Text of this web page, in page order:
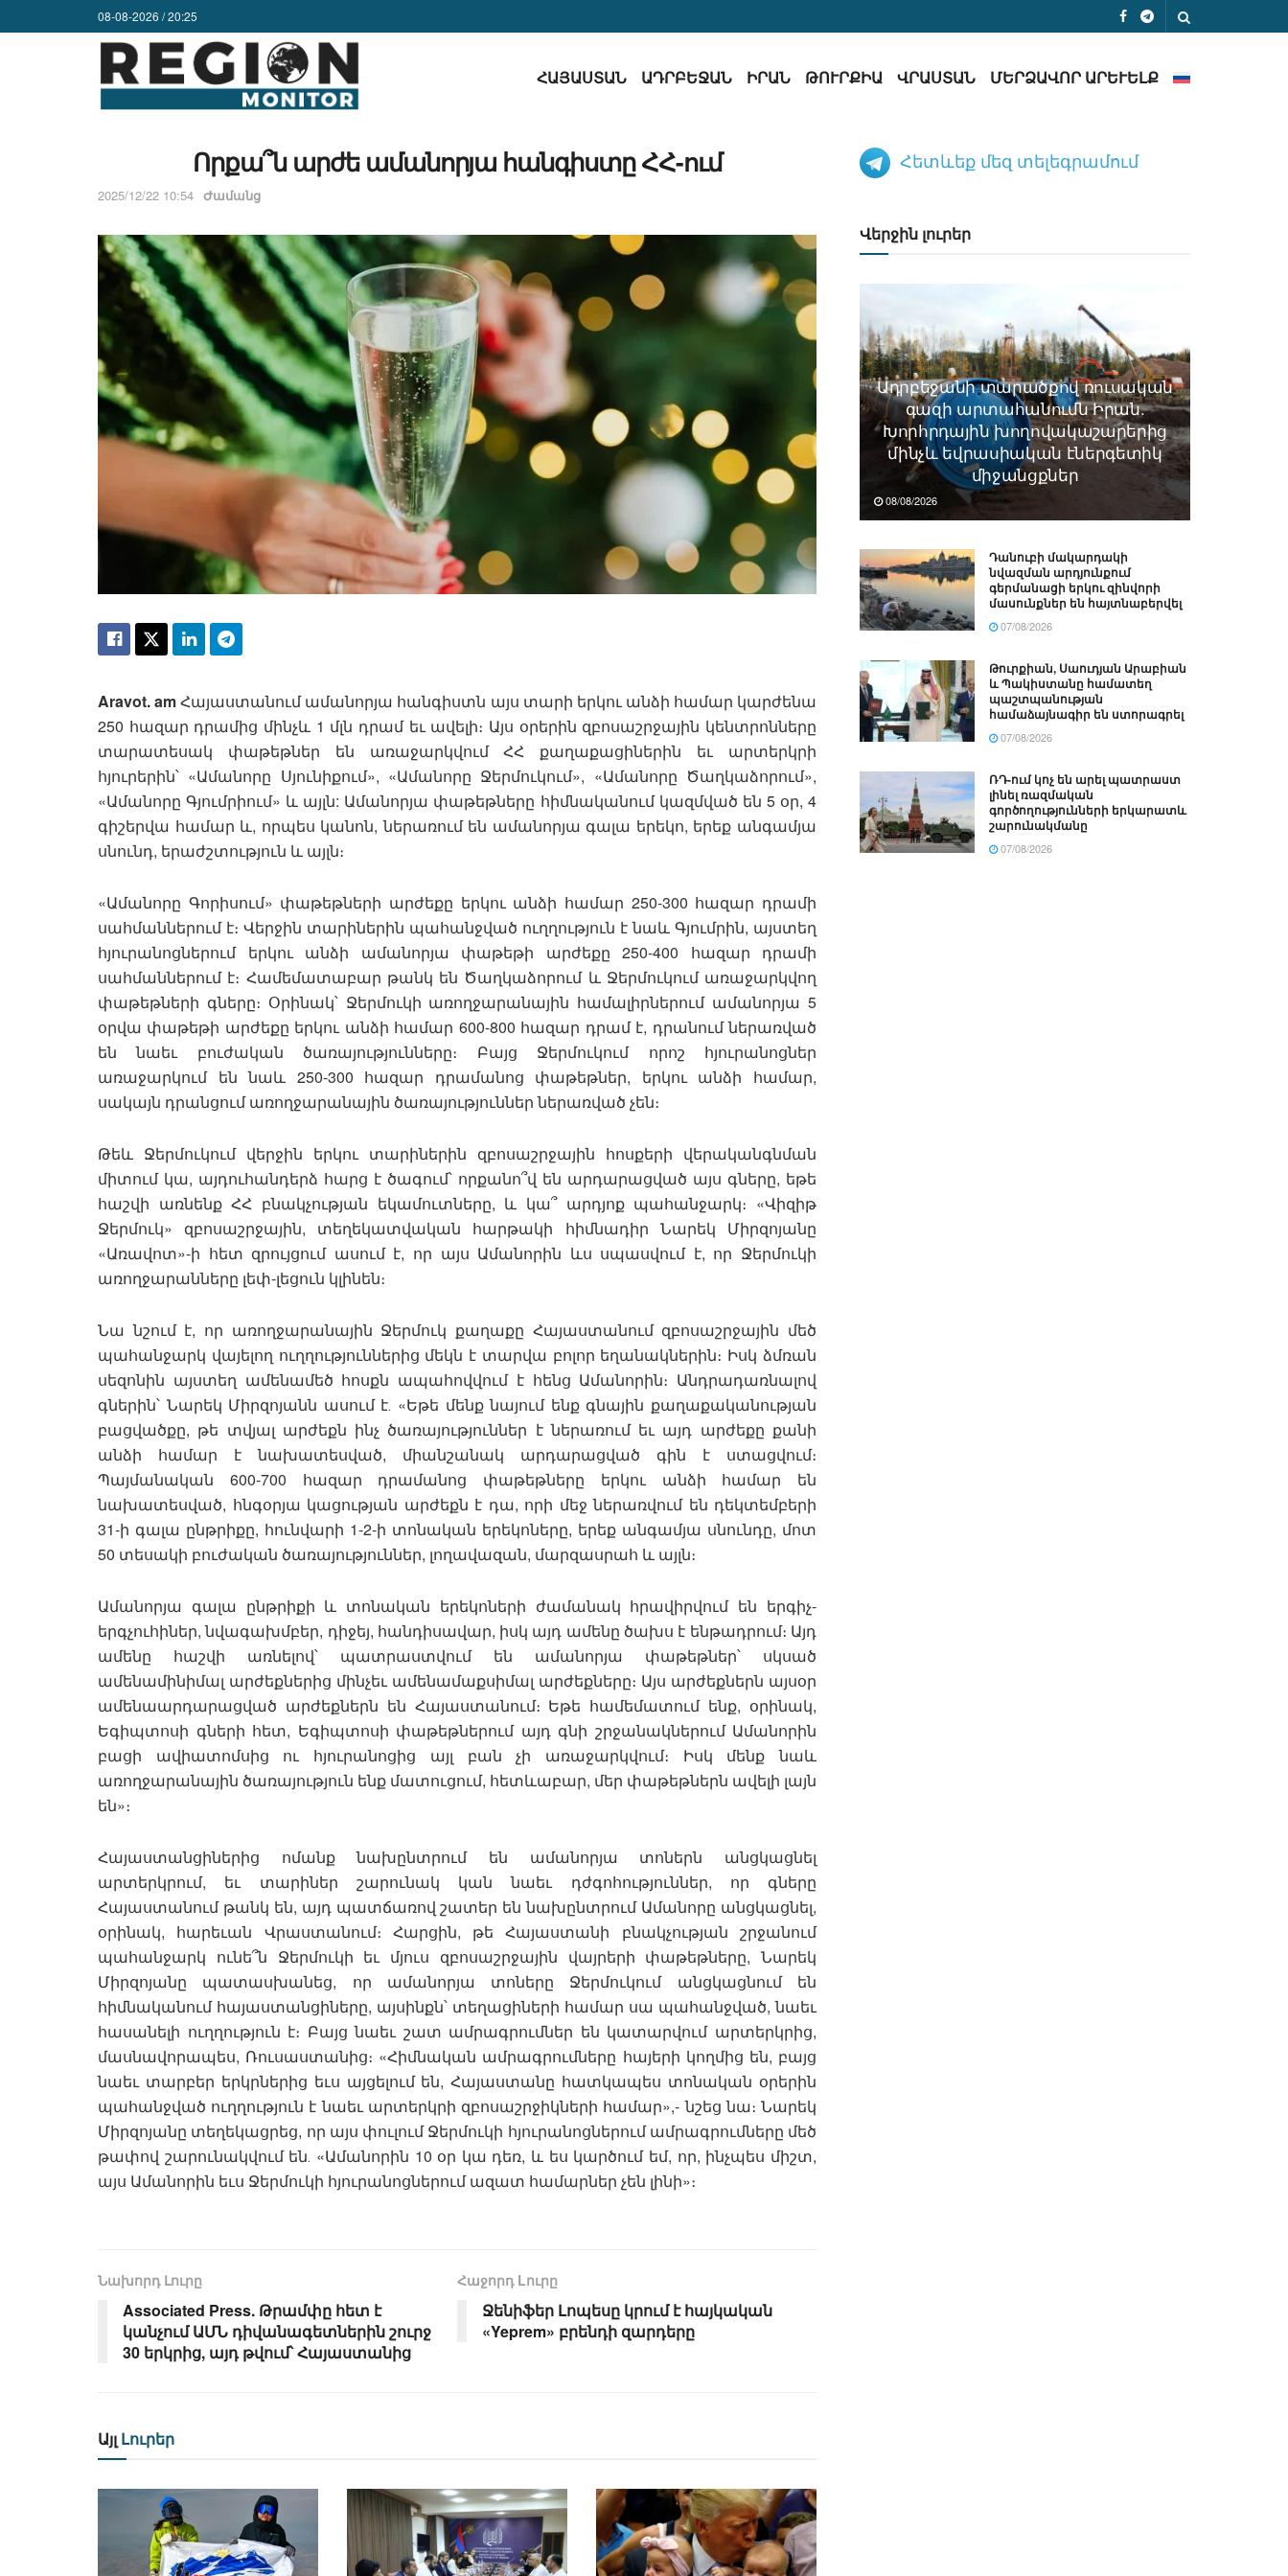
08-08-2026 / 20:25
ՀԱՅԱՍՏԱՆ ԱԴՐԲԵՋԱՆ ԻՐԱՆ ԹՈՒՐՔԻԱ ՎՐԱՍՏԱՆ ՄԵՐՁԱՎՈՐ ԱՐԵՒԵԼՔ
Որքա՞ն արժե ամանորյա հանգիստը ՀՀ-ում
2025/12/22 10:54 Ժամանց
Aravot. amՀայաստանում ամանորյա հանգիստն այս տարի երկու անձի համար կարժենա
250 հազար դրամից մինչև 1 մլն դրամ եւ ավելի։ Այս օրերին զբոսաշրջային կենտրոնները
տարատեսակ փաթեթներ են առաջարկվում ՀՀ քաղաքացիներին եւ արտերկրի
հյուրերին՝ «Ամանորը Սյունիքում», «Ամանորը Ջերմուկում», «Ամանորը Ծաղկաձորում»,
«Ամանորը Գյումրիում» և այլն: Ամանորյա փաթեթները հիմնականում կազմված են 5 օր, 4
գիշերվա համար և, որպես կանոն, ներառում են ամանորյա գալա երեկո, երեք անգամյա
սնունդ, երաժշտություն և այլն։
«Ամանորը Գորիսում» փաթեթների արժեքը երկու անձի համար 250-300 հազար դրամի
սահմաններում է։ Վերջին տարիներին պահանջված ուղղություն է նաև Գյումրին, այստեղ
հյուրանոցներում երկու անձի ամանորյա փաթեթի արժեքը 250-400 հազար դրամի
սահմաններում է։ Համեմատաբար թանկ են Ծաղկաձորում և Ջերմուկում առաջարկվող
փաթեթների գները։ Օրինակ՝ Ջերմուկի առողջարանային համալիրներում ամանորյա 5
օրվա փաթեթի արժեքը երկու անձի համար 600-800 հազար դրամ է, դրանում ներառված
են նաեւ բուժական ծառայությունները։ Բայց Ջերմուկում որոշ հյուրանոցներ
առաջարկում են նաև 250-300 հազար դրամանոց փաթեթներ, երկու անձի համար,
սակայն դրանցում առողջարանային ծառայություններ ներառված չեն։
Թեև Ջերմուկում վերջին երկու տարիներին զբոսաշրջային հոսքերի վերականգնման
միտում կա, այդուհանդերձ հարց է ծագում՝ որքանո՞վ են արդարացված այս գները, եթե
հաշվի առնենք ՀՀ բնակչության եկամուտները, և կա՞ արդյոք պահանջարկ։ «Վիզիթ
Ջերմուկ» զբոսաշրջային, տեղեկատվական հարթակի հիմնադիր Նարեկ Միրզոյանը
«Առավոտ»-ի հետ զրույցում ասում է, որ այս Ամանորին ևս սպասվում է, որ Ջերմուկի
առողջարանները լեփ-լեցուն կլինեն։
Նա նշում է, որ առողջարանային Ջերմուկ քաղաքը Հայաստանում զբոսաշրջային մեծ
պահանջարկ վայելող ուղղություններից մեկն է տարվա բոլոր եղանակներին։ Իսկ ձմռան
սեզոնին այստեղ ամենամեծ հոսքն ապահովվում է հենց Ամանորին։ Անդրադառնալով
գներին՝ Նարեկ Միրզոյանն ասում է․ «Եթե մենք նայում ենք գնային քաղաքականության
բացվածքը, թե տվյալ արժեքն ինչ ծառայություններ է ներառում եւ այդ արժեքը քանի
անձի համար է նախատեսված, միանշանակ արդարացված գին է ստացվում։
Պայմանական 600-700 հազար դրամանոց փաթեթները երկու անձի համար են
նախատեսված, հնգօրյա կացության արժեքն է դա, որի մեջ ներառվում են դեկտեմբերի
31-ի գալա ընթրիքը, հունվարի 1-2-ի տոնական երեկոները, երեք անգամյա սնունդը, մոտ
50 տեսակի բուժական ծառայություններ, լողավազան, մարզասրահ և այլն։
Ամանորյա գալա ընթրիքի և տոնական երեկոների ժամանակ հրավիրվում են երգիչ-
երգչուհիներ, նվագախմբեր, դիջեյ, հանդիսավար, իսկ այդ ամենը ծախս է ենթադրում։ Այդ
ամենը հաշվի առնելով՝ պատրաստվում են ամանորյա փաթեթներ՝ սկսած
ամենամինիմալ արժեքներից մինչեւ ամենամաքսիմալ արժեքները։ Այս արժեքներն այսօր
ամենաարդարացված արժեքներն են Հայաստանում։ Եթե համեմատում ենք, օրինակ,
Եգիպտոսի գների հետ, Եգիպտոսի փաթեթներում այդ գնի շրջանակներում Ամանորին
բացի ավիատոմսից ու հյուրանոցից այլ բան չի առաջարկվում։ Իսկ մենք նաև
առողջարանային ծառայություն ենք մատուցում, հետևաբար, մեր փաթեթներն ավելի լայն
են»։
Հայաստանցիներից ոմանք նախընտրում են ամանորյա տոներն անցկացնել
արտերկրում, եւ տարիներ շարունակ կան նաեւ դժգոհություններ, որ գները
Հայաստանում թանկ են, այդ պատճառով շատեր են նախընտրում Ամանորը անցկացնել,
օրինակ, հարեւան Վրաստանում։ Հարցին, թե Հայաստանի բնակչության շրջանում
պահանջարկ ունե՞ն Ջերմուկի եւ մյուս զբոսաշրջային վայրերի փաթեթները, Նարեկ
Միրզոյանը պատասխանեց, որ ամանորյա տոները Ջերմուկում անցկացնում են
հիմնականում հայաստանցիները, այսինքն՝ տեղացիների համար սա պահանջված, նաեւ
հասանելի ուղղություն է։ Բայց նաեւ շատ ամրագրումներ են կատարվում արտերկրից,
մասնավորապես, Ռուսաստանից։ «Հիմնական ամրագրումները հայերի կողմից են, բայց
նաեւ տարբեր երկրներից եւս այցելում են, Հայաստանը հատկապես տոնական օրերին
պահանջված ուղղություն է նաեւ արտերկրի զբոսաշրջիկների համար»,- նշեց նա։ Նարեկ
Միրզոյանը տեղեկացրեց, որ այս փուլում Ջերմուկի հյուրանոցներում ամրագրումները մեծ
թափով շարունակվում են․ «Ամանորին 10 օր կա դեռ, և ես կարծում եմ, որ, ինչպես միշտ,
այս Ամանորին եւս Ջերմուկի հյուրանոցներում ազատ համարներ չեն լինի»։
Նախորդ Լուրը
Associated Press. Թրամփը հետ է
կանչում ԱՄՆ դիվանագետներին շուրջ
30 երկրից, այդ թվում՝ Հայաստանից
Հաջորդ Lուրը
Ջենիֆեր Լոպեսը կրում է հայկական
«Yeprem» բրենդի զարդերը
Այլ Լուրեր
Հետևեք մեզ տելեգրամում
Վերջին լուրեր
Ադրբեջանի տարածքով ռուսական
գազի արտահանումն Իրան.
Խորհրդային խողովակաշարերից
մինչև եվրասիական էներգետիկ
միջանցքներ
08/08/2026
Դանուբի մակարդակի
նվազման արդյունքում
գերմանացի երկու զինվորի
մասունքներ են հայտնաբերվել
07/08/2026
Թուրքիան, Սաուդյան Արաբիան
և Պակիստանը համատեղ
պաշտպանության
համաձայնագիր են ստորագրել
07/08/2026
ՌԴ-ում կոչ են արել պատրաստ
լինել ռազմական
գործողությունների երկարատև
շարունակմանը
07/08/2026